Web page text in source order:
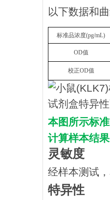
以下数据和
标准品浓度(pg/mL)
OD值
校正OD值
本图所示标
计算样本结果
灵敏度
经样本测试
特异性